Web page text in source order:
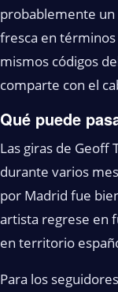
probablemente
fresca en
mismos códigos
comparte con el
Qué puede
Las giras de Geoff
durante varios
por Madrid fue
artista regrese en
en territorio
Para los